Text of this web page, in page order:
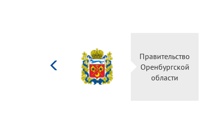
Правительство
Оренбургской
области